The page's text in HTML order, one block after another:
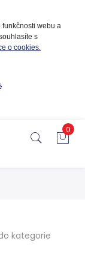
funkčnosti webu a
s
o cookies.
0
kategorie